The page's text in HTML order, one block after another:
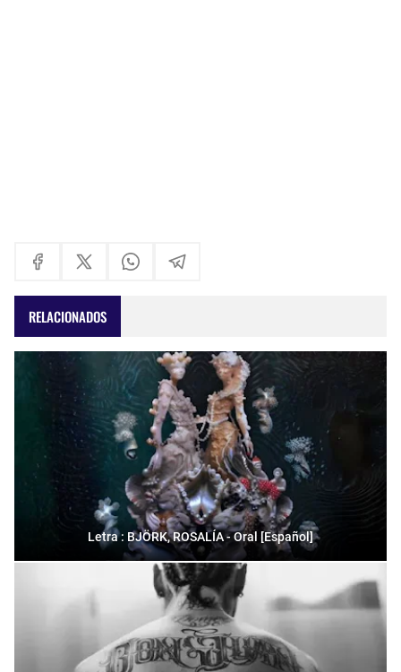
RELACIONADOS
Letra : BJÖRK, ROSALÍA - Oral [Español]